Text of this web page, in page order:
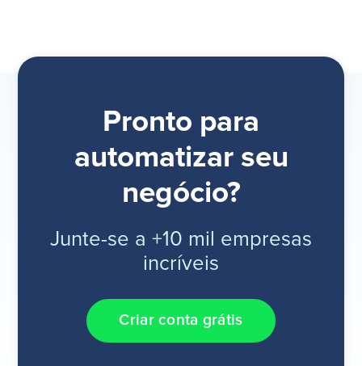
Pronto para
automatizar seu
negócio?
Junte-se a +10 mil empresas
incríveis
Criar conta grátis